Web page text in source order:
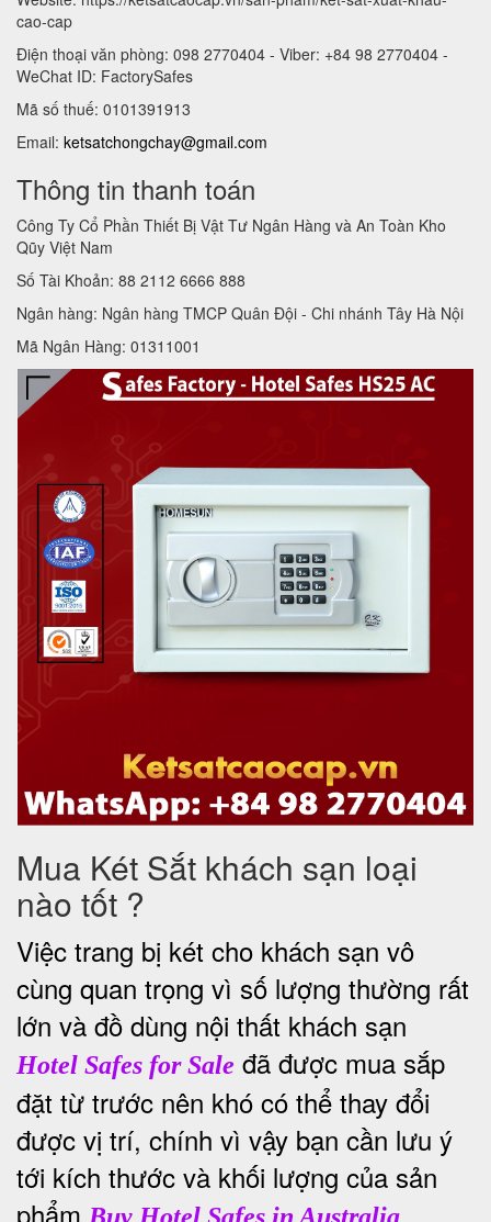
cao-cap
Điện thoại văn phòng: 098 2770404 - Viber: +84 98 2770404 -
WeChat ID: FactorySafes
Mã số thuế: 0101391913
Email: ketsatchongchay@gmail.com
Thông tin thanh toán
Công Ty Cổ Phần Thiết Bị Vật Tư Ngân Hàng và An Toàn Kho
Qũy Việt Nam
Số Tài Khoản: 88 2112 6666 888
Ngân hàng: Ngân hàng TMCP Quân Đội - Chi nhánh Tây Hà Nội
Mã Ngân Hàng: 01311001
Mua Két Sắt khách sạn loại
nào tốt ?
Việc trang bị két cho khách sạn vô
cùng quan trọng vì số lượng thường rất
lớn và đồ dùng nội thất khách sạn
Hotel Safes for Sale đã được mua sắp
đặt từ trước nên khó có thể thay đổi
được vị trí, chính vì vậy bạn cần lưu ý
tới kích thước và khối lượng của sản
phẩm Buy Hotel Safes in Australia